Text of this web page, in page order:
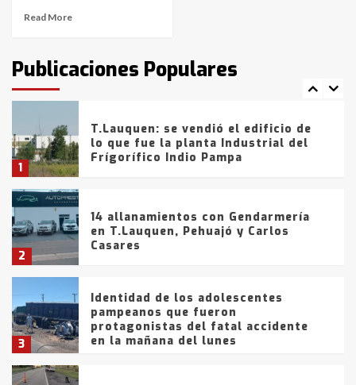
Read More
Publicaciones Populares
fueron detenidos por
comercialización de drogas en la
tarde del sábado
1
T.Lauquen: se vendió el edificio de
lo que fue la planta Industrial del
Frígorífico Indio Pampa
2
14 allanamientos con Gendarmería
en T.Lauquen, Pehuajó y Carlos
Casares
3
Identidad de los adolescentes
pampeanos que fueron
protagonistas del fatal accidente
en la mañana del lunes